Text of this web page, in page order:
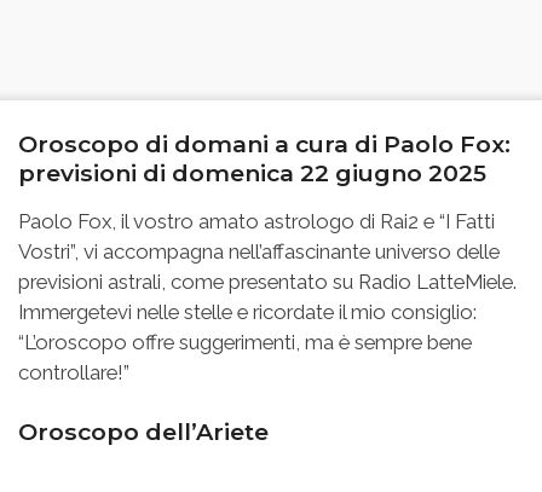
Oroscopo di domani a cura di Paolo Fox:
previsioni di domenica 22 giugno 2025
Paolo Fox, il vostro amato astrologo di Rai2 e “I Fatti
Vostri”, vi accompagna nell’affascinante universo delle
previsioni astrali, come presentato su Radio LatteMiele.
Immergetevi nelle stelle e ricordate il mio consiglio:
“L’oroscopo offre suggerimenti, ma è sempre bene
controllare!”
Oroscopo dell’Ariete